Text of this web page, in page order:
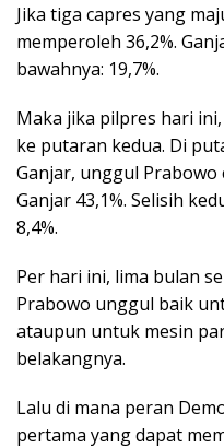
Jika tiga capres yang
memperoleh 36,2%.
bawahnya: 19,7%.
Maka jika pilpres hari
ke putaran kedua. Di
Ganjar, unggul Prabowo
Ganjar 43,1%. Selisih
8,4%.
Per hari ini, lima bulan
Prabowo unggul baik
ataupun untuk mesin
belakangnya.
Lalu di mana peran
pertama yang dapat